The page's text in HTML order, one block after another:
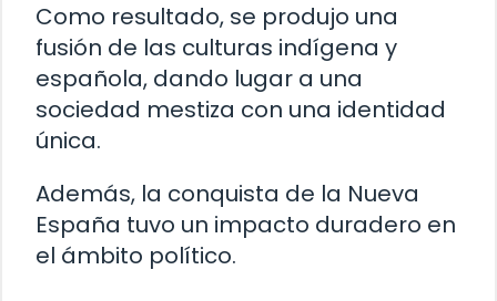
Como resultado, se produjo una
fusión de las culturas indígena y
española, dando lugar a una
sociedad mestiza con una identidad
única.
Además, la conquista de la Nueva
España tuvo un impacto duradero en
el ámbito político.